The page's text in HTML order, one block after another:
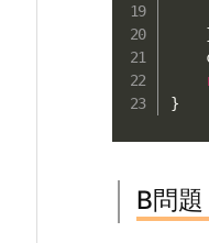
}
B問題